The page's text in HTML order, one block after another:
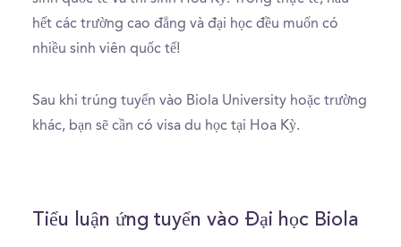
hết các trường cao đẳng và đại học đều muốn có
nhiều sinh viên quốc tế!
Sau khi trúng tuyển vào Biola University hoặc trường
khác, bạn sẽ cần có visa du học tại Hoa Kỳ.
Tiểu luận ứng tuyển vào Đại học Biola